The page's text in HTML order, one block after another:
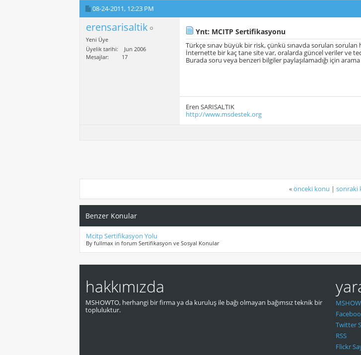
08-24-2011, 12:23 PM
erensarisaltik
Yeni Üye
Üyelik tarihi
Jun 2006
Mesajlar
17
Ynt: MCITP Sertifikasyonu
Türkçe sınav büyük bir risk, çünkü sınavda sorulan
İnternette bir kaç tane site var, oralarda güncel veriler ve
Burada soru veya benzeri bilgiler paylaşılamadığı için
Eren SARISALTIK
http://www.msdestek.org
«önceki konu | sonraki
Benzer Konular
Mcitp Sertifikasyon Yolu
By fullmax in forum Sertifikasyon ve Sosyal Konular
hakkımızda
MSHOWTO, herhangi bir firma ya da kuruluş ile bağı olmayan bağımsız teknik bir
topluluktur.
Twitter
RSS
Flickr